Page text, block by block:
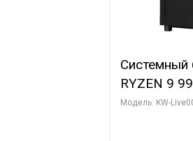
Системный
RYZEN 9
ОЗУ/
Модель: KW-